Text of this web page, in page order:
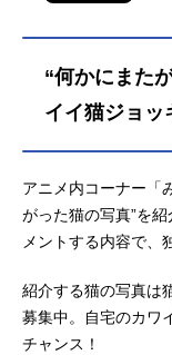
“何かにまた
イイ猫ジョッ
アニメ内コーナー「
がった猫の写真”を
メントする内容で、
紹介する猫の写真は
募集中。自宅のカワ
チャンス！